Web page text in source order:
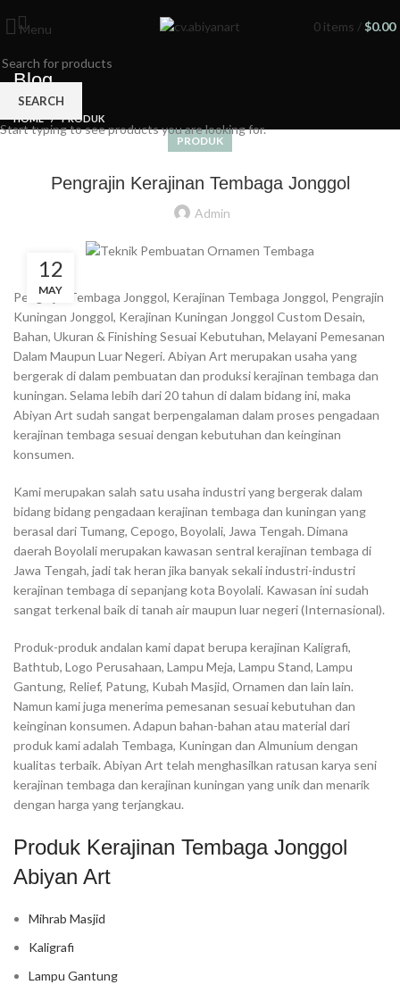
Menu 0 items /$0.00
Blog
HOME PRODUK
PRODUK
Pengrajin Kerajinan Tembaga Jonggol
Admin
12
MAY
Pengrajin Tembaga Jonggol, Kerajinan Tembaga Jonggol, Pengrajin
Kuningan Jonggol, Kerajinan Kuningan Jonggol Custom Desain,
Bahan, Ukuran & Finishing Sesuai Kebutuhan, Melayani Pemesanan
Dalam Maupun Luar Negeri. Abiyan Art merupakan usaha yang
bergerak di dalam pembuatan dan produksi kerajinan tembaga dan
kuningan. Selama lebih dari 20 tahun di dalam bidang ini, maka
Abiyan Art sudah sangat berpengalaman dalam proses pengadaan
kerajinan tembaga sesuai dengan kebutuhan dan keinginan
konsumen.
Kami merupakan salah satu usaha industri yang bergerak dalam
bidang bidang pengadaan kerajinan tembaga dan kuningan yang
berasal dari Tumang, Cepogo, Boyolali, Jawa Tengah. Dimana
daerah Boyolali merupakan kawasan sentral kerajinan tembaga di
Jawa Tengah, jadi tak heran jika banyak sekali industri-industri
kerajinan tembaga di sepanjang kota Boyolali. Kawasan ini sudah
sangat terkenal baik di tanah air maupun luar negeri (Internasional).
Produk-produk andalan kami dapat berupa kerajinan Kaligrafi,
Bathtub, Logo Perusahaan, Lampu Meja, Lampu Stand, Lampu
Gantung, Relief, Patung, Kubah Masjid, Ornamen dan lain lain.
Namun kami juga menerima pemesanan sesuai kebutuhan dan
keinginan konsumen. Adapun bahan-bahan atau material dari
produk kami adalah Tembaga, Kuningan dan Almunium dengan
kualitas terbaik. Abiyan Art telah menghasilkan ratusan karya seni
kerajinan tembaga dan kerajinan kuningan yang unik dan menarik
dengan harga yang terjangkau.
Produk Kerajinan Tembaga Jonggol
Abiyan Art
Mihrab Masjid
Kaligrafi
Lampu Gantung
SEARCH
Start typing to see products you are looking for.